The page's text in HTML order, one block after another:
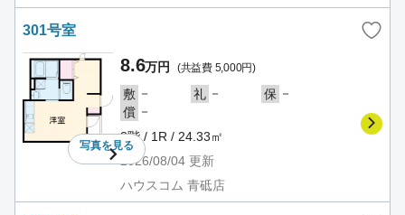
301号室
写真を見る
8.6万円 (共益費 5,000円)
敷 － 礼 － 保 －
償 －
3階 / 1R / 24.33㎡
2026/08/04 更新
ハウスコム 青砥店